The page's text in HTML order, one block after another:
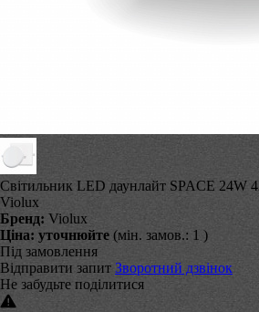
Світильник LED даунлайт SPACE 24W
Violux
Бренд: Violux
Ціна: уточнюйте (мін. замов.: 1 )
Під замовлення
Відправити запит Зворотний дзвінок
Не забудьте поділитися